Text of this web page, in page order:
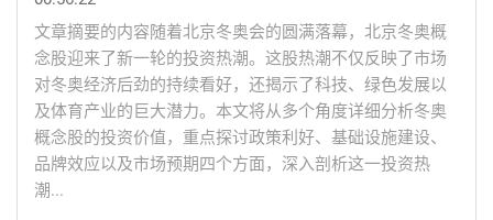
文章摘要的内容随着北京冬奥会的圆满落幕，北京冬奥概
念股迎来了新一轮的投资热潮。这股热潮不仅反映了市场
对冬奥经济后劲的持续看好，还揭示了科技、绿色发展以
及体育产业的巨大潜力。本文将从多个角度详细分析冬奥
概念股的投资价值，重点探讨政策利好、基础设施建设、
品牌效应以及市场预期四个方面，深入剖析这一投资热
潮...